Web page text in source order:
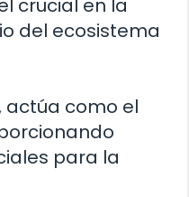
crucial en la
del ecosistema
actúa como el
para la